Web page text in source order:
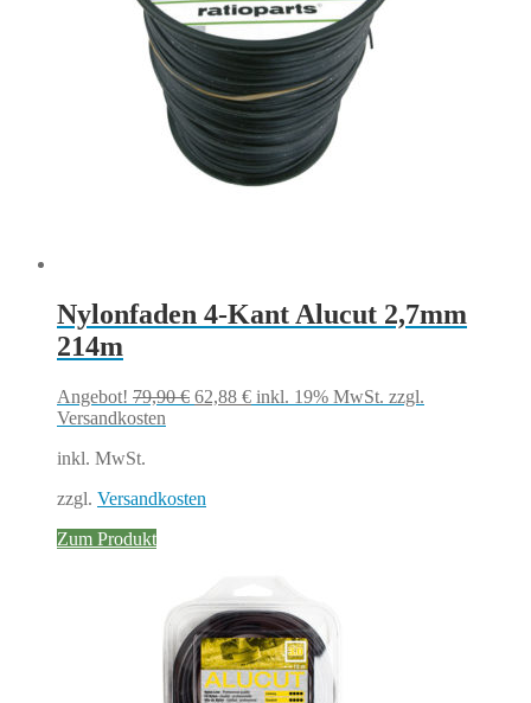
Nylonfaden 4-Kant Alucut 2,7mm
214m
Angebot! 79,90€ Ursprünglicher
62,88 €Aktueller
inkl. 19% MwSt. zzgl.
Versandkosten
inkl. MwSt.
zzgl. Versandkosten
Zum Produkt